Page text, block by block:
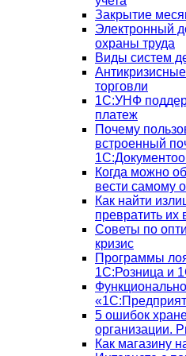
Закрытие
Электронный
охраны труда
Виды систем
торговли
1С:УНФ
платеж
Почему
встроенный
Когда можно
вести самому
Как найти
превратить их
Советы по
кризис
Программы
1С:Розница и
5 ошибок
организации.
Как магазину